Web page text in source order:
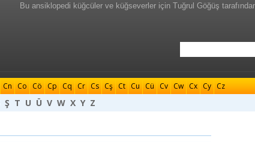
Bu ansiklopedi küğcüler ve küğseverler için Tuğrul Göğüş
Cn Co Cö Cp Cq Cr Cs Cş Ct Cu Cü Cv Cw Cx Cy Cz
Ş T U Ü V W X Y Z